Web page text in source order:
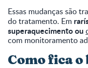
Essas mudanças são
do tratamento. Em
superaquecimento ou
com monitoramento
Como fica o